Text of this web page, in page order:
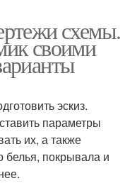
схемы.
своими
эскиз.
параметры
их, а также
белья, покрывала и